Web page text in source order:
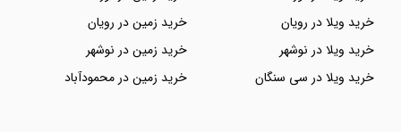
خرید ویلا در رویان
خرید ویلا در نوشهر
خرید ویلا در سی سنگان
خرید زمین در رویان
خرید زمین در نوشهر
خرید زمین در محمودآباد